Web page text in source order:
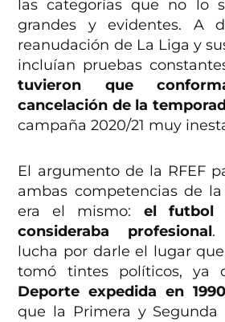
las categorías que no lo
grandes y evidentes. A
reanudación de La Liga y
incluían pruebas
tuvieron que
cancelación de la
campaña 2020/21 muy
El argumento de la RFEF
ambas competencias de
era el mismo: el futbol
consideraba profesional.
lucha por darle el lugar
tomó tintes políticos, ya
Deporte expedida en 1990
que la Primera y Segunda